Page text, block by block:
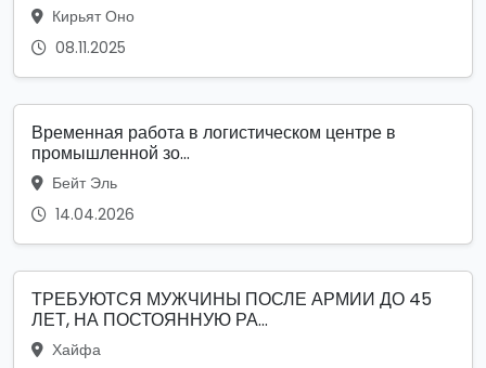
Кирьят Оно
08.11.2025
Временная работа в логистическом центре в
промышленной зо...
Бейт Эль
14.04.2026
ТРЕБУЮТСЯ МУЖЧИНЫ ПОСЛЕ АРМИИ ДО 45
ЛЕТ, НА ПОСТОЯННУЮ РА...
Хайфа